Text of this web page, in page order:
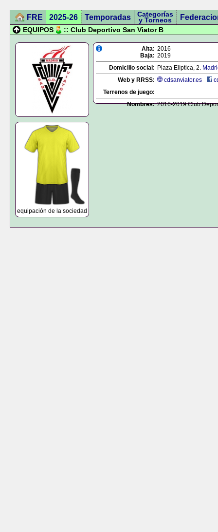
FRE 2025-26 Temporadas Categorías
y Torneos
EQUIPOS :: Club Deportivo San Viator B
equipación de la sociedad
Alta: 2016
Baja: 2019
Domicilio social: Plaza Elíptica, 2.
Web y RRSS:
cdsanviator.es
Terrenos de juego:
Nombres: 2016-2019 Club